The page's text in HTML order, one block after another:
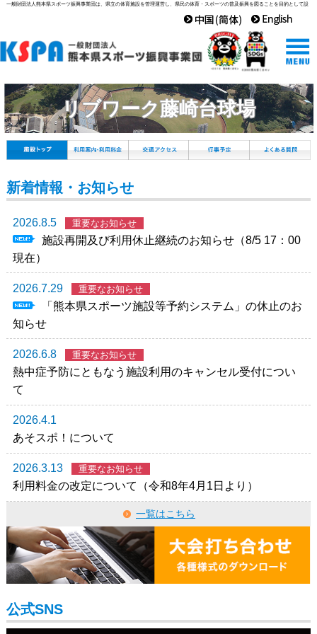
一般財団法人熊本県スポーツ振興事業団は、県立の体育施設を管理運営し、県民の体育・スポーツの普及振興を図ることを目的として設
リブワーク藤崎台球場
新着情報・お知らせ
2026.8.5 重要なお知らせ
施設再開及び利用休止継続のお知らせ（8/5 17：00
現在）
2026.7.29 重要なお知らせ
「熊本県スポーツ施設等予約システム」の休止のお
知らせ
2026.6.8 重要なお知らせ
熱中症予防にともなう施設利用のキャンセル受付につい
て
2026.4.1
あそスポ！について
2026.3.13 重要なお知らせ
利用料金の改定について（令和8年4月1日より）
一覧はこちら
公式SNS